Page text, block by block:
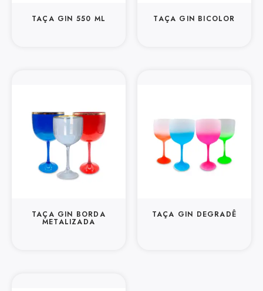
TAÇA GIN 550 ML TAÇA GIN BICOLOR
TAÇA GIN BORDA
METALIZADA
TAÇA GIN DEGRADÊ